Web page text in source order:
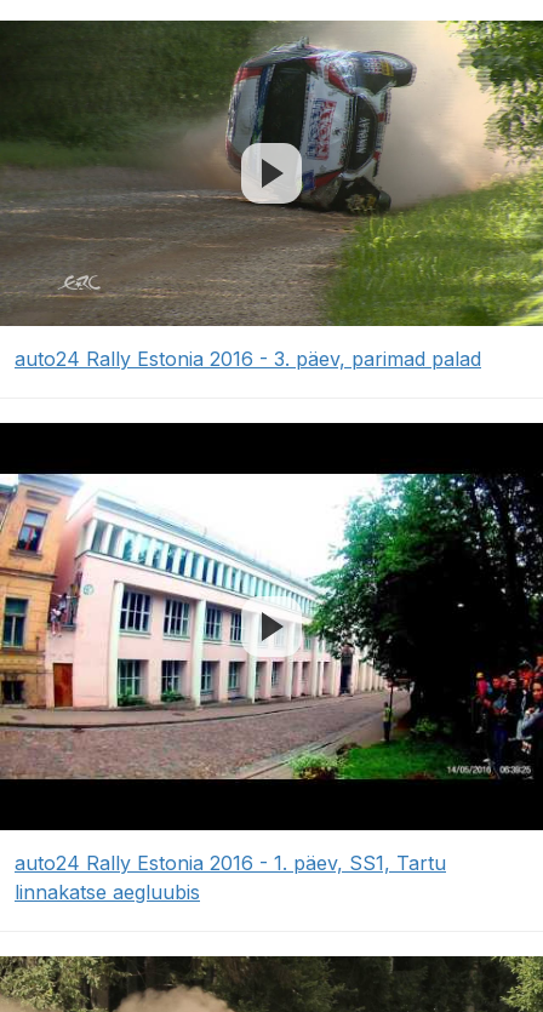
auto24 Rally Estonia 2016 - 3. päev, parimad palad
auto24 Rally Estonia 2016 - 1. päev, SS1, Tartu
linnakatse aegluubis